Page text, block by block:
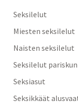
Seksilelut
Miesten seksilelut
Naisten seksilelut
Seksilelut
Seksiasut
Seksikkäät